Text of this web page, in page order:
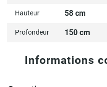
Hauteur 58 cm
Profondeur 150 cm
Informations